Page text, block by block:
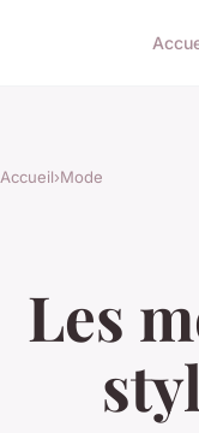
Accueil›Mode
Les